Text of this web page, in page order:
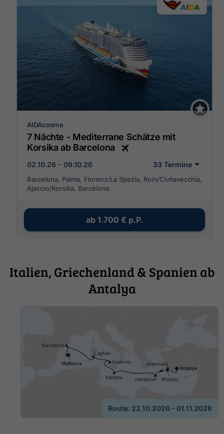
AIDAcosma
7 Nächte - Mediterrane Schätze mit
Korsika ab Barcelona
02.10.26 - 09.10.26 33 Termine
Barcelona, Palma, Florenz/La Spezia, Rom/Civitavecchia,
Ajaccio/Korsika, Barcelona
ab 1.700 € p.P.
Italien, Griechenland & Spanien ab
Antalya
Route: 22.10.2026 - 01.11.2026